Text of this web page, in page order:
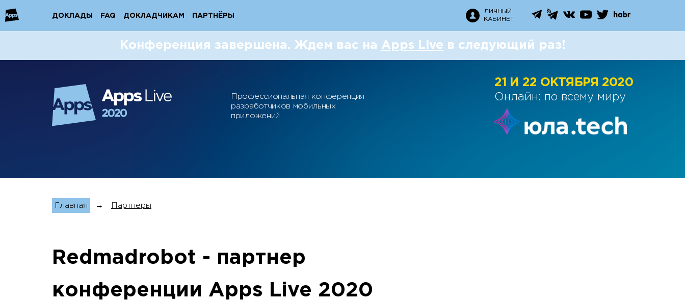
ДОКЛАДЫ FAQ ДОКЛАДЧИКАМ ПАРТНЁРЫ
ЛИЧНЫЙ
КАБИНЕТ
ДОКЛАДЫ FAQ ДОКЛАДЧИКАМ ПАРТНЁРЫ
ЛИЧНЫЙ
КАБИНЕТ
Конференция завершена. Ждем вас на Apps Live в следующий раз!
Профессиональная конференция
разработчиков мобильных
приложений
21 И 22 ОКТЯБРЯ 2020
Онлайн: по всему миру
Главная → Партнёры
Redmadrobot - партнер
конференции Apps Live 2020